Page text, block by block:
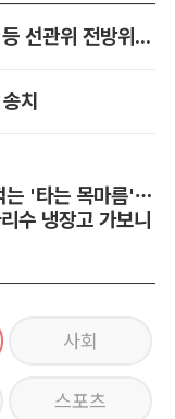
합수본, '투표율 통계 조작' 서울·경기 등 선관위 전방위 압수수색
치
는 '타는 목마름'…
수 냉장고 가보니
사회
스포츠